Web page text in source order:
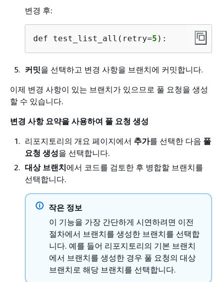
변경 후:
def test_list_all(retry=5 ):
커밋을 선택하고 변경 사항을 브랜치에 커밋합니다.
이제 변경 사항이 있는 브랜치가 있으므로 풀 요청을 생성
할 수 있습니다.
변경 사항 요약을 사용하여 풀 요청 생성
리포지토리의 개요 페이지에서 추가를 선택한 다음 풀
요청 생성을 선택합니다.
대상 브랜치에서 코드를 검토한 후 병합할 브랜치를
선택합니다.
작은 정보
이 기능을 가장 간단하게 시연하려면 이전
절차에서 브랜치를 생성한 브랜치를 선택합
니다. 예를 들어 리포지토리의 기본 브랜치
에서 브랜치를 생성한 경우 풀 요청의 대상
브랜치로 해당 브랜치를 선택합니다.